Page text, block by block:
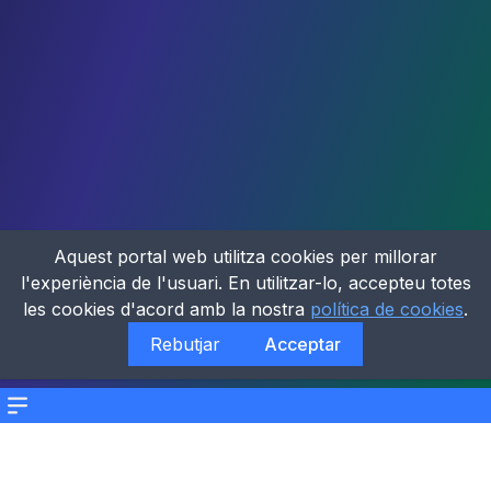
Menu
Aquest portal web utilitza cookies per millorar
l'experiència de l'usuari. En utilitzar-lo, accepteu totes
les cookies d'acord amb la nostra política de cookies.
Rebutjar
Acceptar